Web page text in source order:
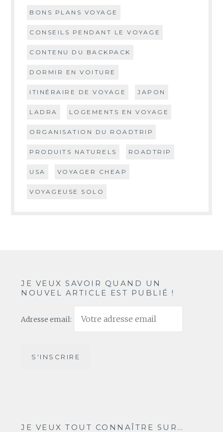
BONS PLANS VOYAGE
CONSEILS PENDANT LE VOYAGE
CONTENU DU BACKPACK
DORMIR EN VOITURE
ITINÉRAIRE DE VOYAGE JAPON
LADRA LOGEMENTS EN VOYAGE
ORGANISATION DU ROADTRIP
PRODUITS NATURELS ROADTRIP
USA VOYAGER CHEAP
VOYAGEUSE SOLO
JE VEUX SAVOIR QUAND UN
NOUVEL ARTICLE EST PUBLIÉ !
Adresse email:
JE VEUX TOUT CONNAÎTRE SUR…